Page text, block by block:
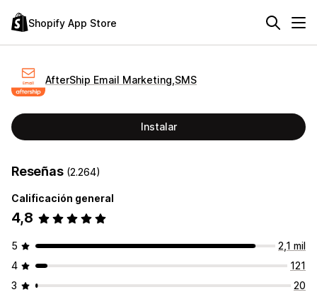
Shopify App Store
AfterShip Email Marketing,SMS
Instalar
Reseñas (2.264)
Calificación general
4,8
5
2,1 mil
4
121
3
20